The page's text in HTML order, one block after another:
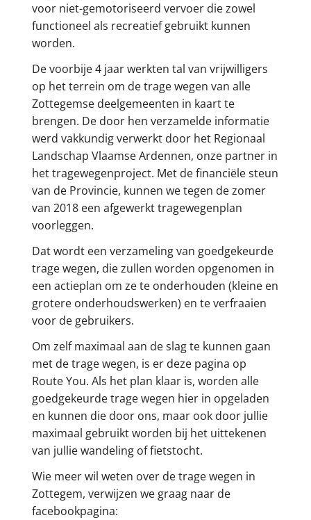
voor niet-gemotoriseerd vervoer die zowel
functioneel als recreatief gebruikt kunnen
worden.
De voorbije 4 jaar werkten tal van vrijwilligers
op het terrein om de trage wegen van alle
Zottegemse deelgemeenten in kaart te
brengen. De door hen verzamelde informatie
werd vakkundig verwerkt door het Regionaal
Landschap Vlaamse Ardennen, onze partner in
het tragewegenproject. Met de financiële steun
van de Provincie, kunnen we tegen de zomer
van 2018 een afgewerkt tragewegenplan
voorleggen.
Dat wordt een verzameling van goedgekeurde
trage wegen, die zullen worden opgenomen in
een actieplan om ze te onderhouden (kleine en
grotere onderhoudswerken) en te verfraaien
voor de gebruikers.
Om zelf maximaal aan de slag te kunnen gaan
met de trage wegen, is er deze pagina op
Route You. Als het plan klaar is, worden alle
goedgekeurde trage wegen hier in opgeladen
en kunnen die door ons, maar ook door jullie
maximaal gebruikt worden bij het uittekenen
van jullie wandeling of fietstocht.
Wie meer wil weten over de trage wegen in
Zottegem, verwijzen we graag naar de
facebookpagina: